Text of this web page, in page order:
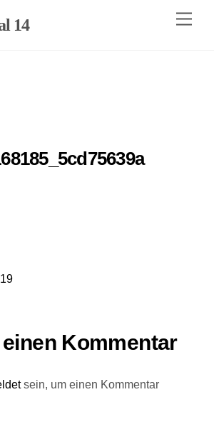
Kommentar
sein, um einen Kommentar